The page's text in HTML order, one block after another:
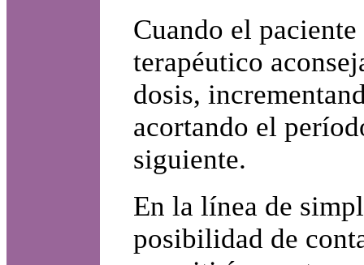
Cuando el
terapéutico
dosis,
acortando el
siguiente.
En la línea de
posibilidad de